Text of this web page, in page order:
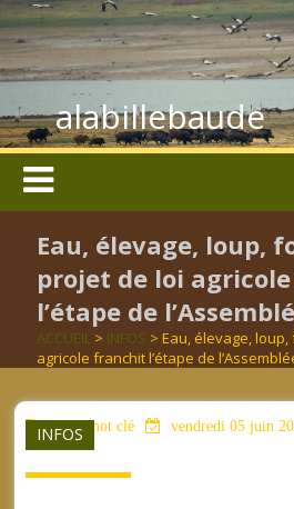
alabillebaude
Eau, élevage, loup,
projet de loi
l’étape de
ACCUEIL > INFOS > Eau, élevage,
agricole franchit l’étape de
INFOS
aucun mot clé vendredi 05 juin